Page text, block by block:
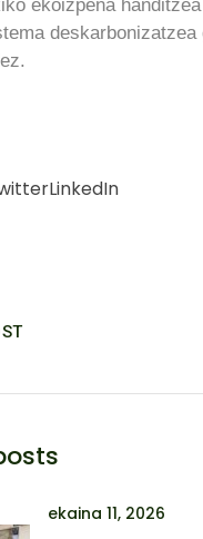
ekoizpena
deskarbonizatzea
LinkedIn
ekaina 11, 2026